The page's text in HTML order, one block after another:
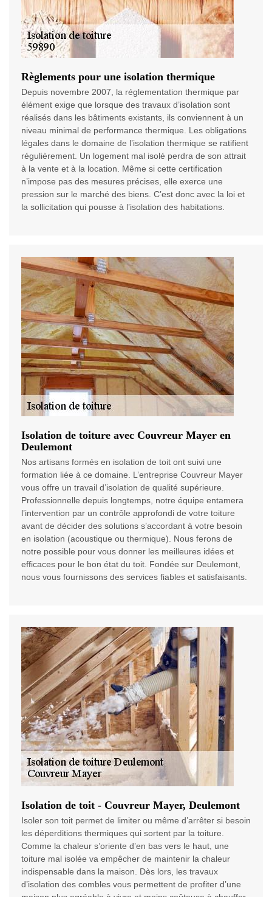
Règlements pour une isolation thermique
Depuis novembre 2007, la réglementation thermique par
élément exige que lorsque des travaux d’isolation sont
réalisés dans les bâtiments existants, ils conviennent à un
niveau minimal de performance thermique. Les obligations
légales dans le domaine de l’isolation thermique se ratifient
régulièrement. Un logement mal isolé perdra de son attrait
à la vente et à la location. Même si cette certification
n’impose pas des mesures précises, elle exerce une
pression sur le marché des biens. C’est donc avec la loi et
la sollicitation qui pousse à l’isolation des habitations.
Isolation de toiture avec Couvreur Mayer en
Deulemont
Nos artisans formés en isolation de toit ont suivi une
formation liée à ce domaine. L’entreprise Couvreur Mayer
vous offre un travail d’isolation de qualité supérieure.
Professionnelle depuis longtemps, notre équipe entamera
l’intervention par un contrôle approfondi de votre toiture
avant de décider des solutions s’accordant à votre besoin
en isolation (acoustique ou thermique). Nous ferons de
notre possible pour vous donner les meilleures idées et
efficaces pour le bon état du toit. Fondée sur Deulemont,
nous vous fournissons des services fiables et satisfaisants.
Isolation de toit - Couvreur Mayer, Deulemont
Isoler son toit permet de limiter ou même d’arrêter si besoin
les déperditions thermiques qui sortent par la toiture.
Comme la chaleur s’oriente d’en bas vers le haut, une
toiture mal isolée va empêcher de maintenir la chaleur
indispensable dans la maison. Dès lors, les travaux
d’isolation des combles vous permettent de profiter d’une